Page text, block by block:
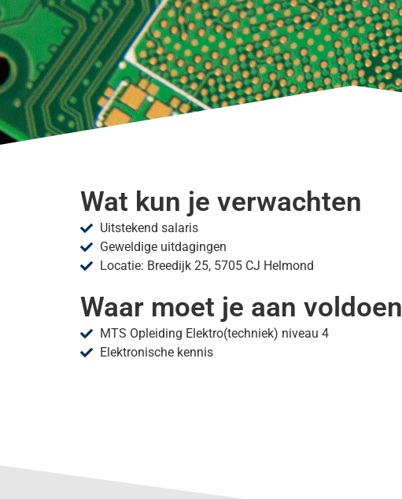
Wat kun je verwachten
Uitstekend salaris
Geweldige uitdagingen
Locatie: Breedijk 25, 5705 CJ Helmond
Waar moet je aan voldoen
MTS Opleiding Elektro(techniek) niveau 4
Elektronische kennis